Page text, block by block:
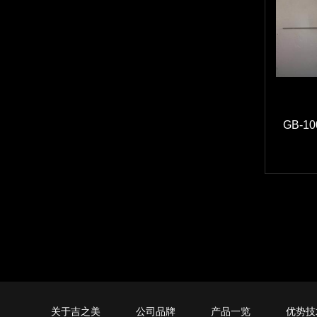
GB-
关于吉之美 公司品牌 产品一览 优势